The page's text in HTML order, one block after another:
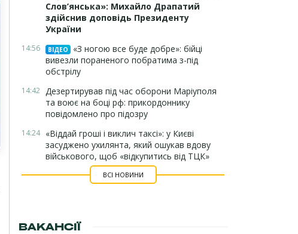
Слов’янська»: Михайло Драпатий
здійснив доповідь Президенту
України
14:56 ВІДЕО
«З ногою все буде добре»: бійці
вивезли пораненого побратима з-під
обстрілу
14:42 Дезертирував під час оборони Маріуполя
та воює на боці рф: прикордоннику
повідомлено про підозру
14:24 «Віддай гроші і виклич таксі»: у Києві
засуджено ухилянта, який ошукав вдову
військового, щоб «відкупитись від ТЦК»
ВСІ НОВИНИ
ВАКАНСІЇ